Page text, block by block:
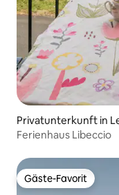
Privatunterkunft in
Ferienhaus Libeccio
Gäste-Favorit
Gäste-Favorit